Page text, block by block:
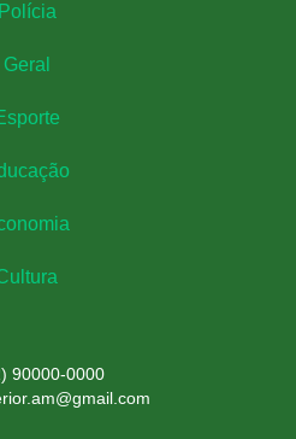
Polícia
Geral
90000-0000